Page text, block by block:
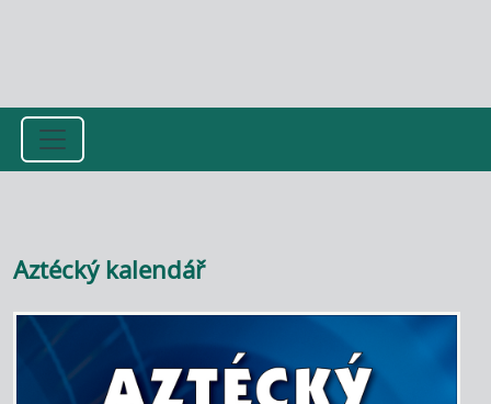
Přejít k hlavnímu obsahu
Aztécký kalendář